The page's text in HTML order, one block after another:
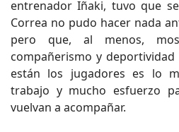
entrenador Iñaki, tuvo que
Correa no pudo hacer nada
pero que, al menos,
compañerismo y
están los jugadores es lo
trabajo y mucho esfuerzo
vuelvan a acompañar.